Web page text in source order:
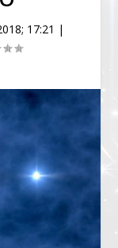
17:21 |